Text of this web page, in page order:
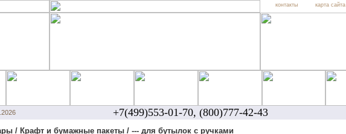
контакты карта сайта
+7(499)553-01-70, (800)777-42-43
/ Крафт и бумажные пакеты / --- для бутылок с ручками